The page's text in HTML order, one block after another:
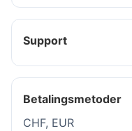
Support
Betalingsmetoder
CHF, EUR